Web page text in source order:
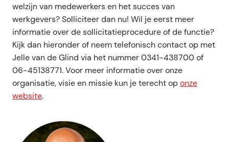
welzijn van medewerkers en het succes van
werkgevers? Solliciteer dan nu! Wil je eerst meer
informatie over de sollicitatieprocedure of de functie?
Kijk dan hieronder of neem telefonisch contact op met
Jelle van de Glind via het nummer 0341-438700 of
06-45138771. Voor meer informatie over onze
organisatie, visie en missie kun je terecht oponze
website.